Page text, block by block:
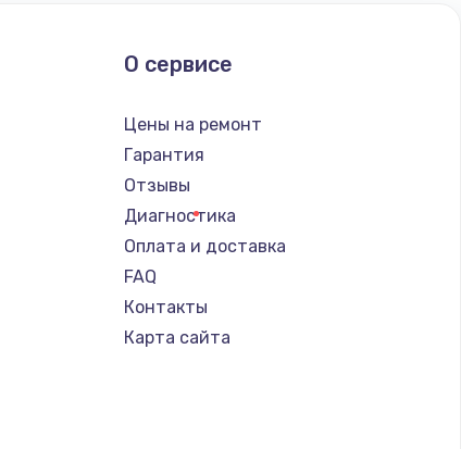
О сервисе
Цены на ремонт
Гарантия
Отзывы
Диагностика
Оплата и доставка
FAQ
Контакты
Карта сайта